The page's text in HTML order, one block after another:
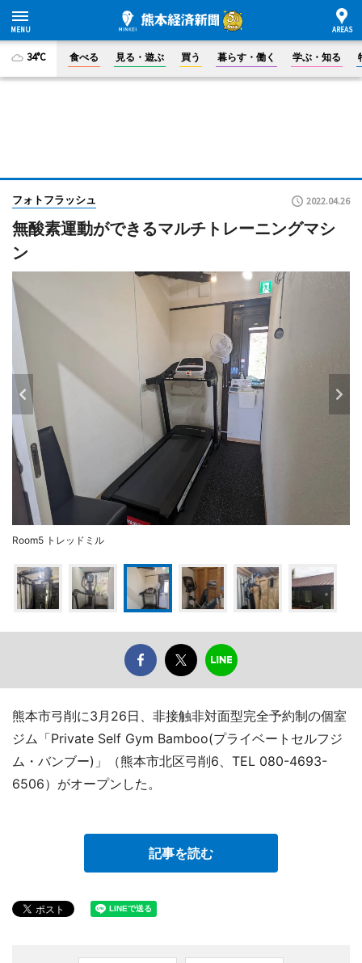
34°C 食べる 見る・遊ぶ 買う 暮らす・働く 学ぶ・知る
フォトフラッシュ 2022.04.26
無酸素運動ができるマルチトレーニングマシ
ン
Room5 トレッドミル
熊本市弓削に3月26日、非接触非対面型完全予約制の個室
ジム「Private Self Gym Bamboo(プライベートセルフジ
ム・バンブー)」（熊本市北区弓削6、TEL 080-4693-
6506）がオープンした。
記事を読む